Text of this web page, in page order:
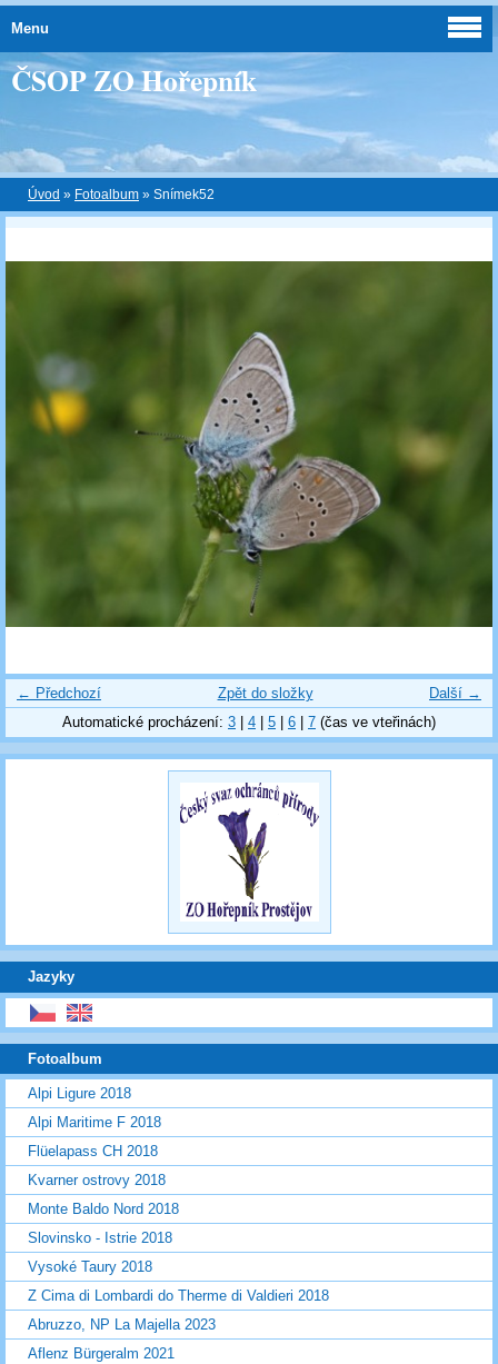
ČSOP ZO Hořepník
Úvod » Fotoalbum » Snímek52
← Předchozí Další →
Zpět do složky
Automatické procházení: 3 4 5 6 7 (čas ve vteřinách)
Jazyky
Menu
Fotoalbum
Alpi Ligure 2018
Alpi Maritime F 2018
Flüelapass CH 2018
Kvarner ostrovy 2018
Monte Baldo Nord 2018
Slovinsko - Istrie 2018
Vysoké Taury 2018
Z Cima di Lombardi do Therme di Valdieri 2018
Abruzzo, NP La Majella 2023
Aflenz Bürgeralm 2021